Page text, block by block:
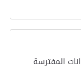
المفترسة